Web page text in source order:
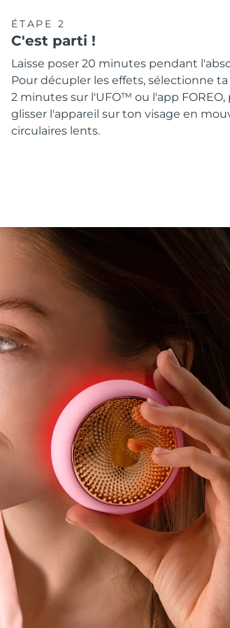
ÉTAPE 2
C'est parti !
Laisse poser 20 minutes pendant
Pour décupler les effets, sélectionne
2 minutes sur l'UFO™ ou l'app FOREO,
glisser l'appareil sur ton visage en
circulaires lents.